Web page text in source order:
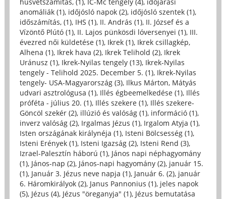
anomáliák (1), időjósló napok (2), időjósló szentek (1),
időszámítás, (1), IHS (1), II. András (1), II. József és a
Vízöntő Plútó (1), II. Lajos pünkösdi lóversenyei (1), III.
évezred női küldetése (1), Ikrek (1), Ikrek csillagkép,
Alhena (1), Ikrek hava (2), Ikrek Telihold (2), Ikrek
Uránusz (1), Ikrek-Nyilas tengely (13), Ikrek-Nyilas
tengely - Telihold 2025. December 5. (1), Ikrek-Nyilas
tengely- USA-Magyarország (3), Ilkus Márton, Mátyás
udvari asztrológusa (1), Illés égbeemelkedése (1), Illés
próféta - július 20. (1), Illés szekere (1), Illés szekere-
Göncöl szekér (2), illúzió és valóság (1), információ (1),
inverz valóság (2), Irgalmas Jézus (1), Irgalom Atyja (1),
Isten országának királynéja (1), Isteni Bölcsesség (1),
Isteni Erények (1), Isteni Igazság (2), Isteni Rend (3),
Izrael-Palesztín háború (1), János napi néphagyomány
(1), János-nap (2), János-napi hagyomány (2), január 15.
(1), Január 3. Jézus neve napja (1), Január 6. (2), január
6. Háromkirályok (2), Janus Pannonius (1), jeles napok
(5), Jézus (4), Jézus "öreganyja" (1), Jézus bemutatása